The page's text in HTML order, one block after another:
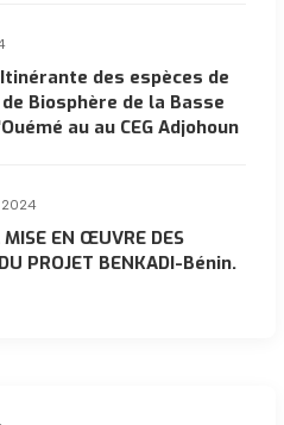
des espèces de
Biosphère de la Basse
au au CEG Adjohoun
EN ŒUVRE DES
PROJET BENKADI-Bénin.